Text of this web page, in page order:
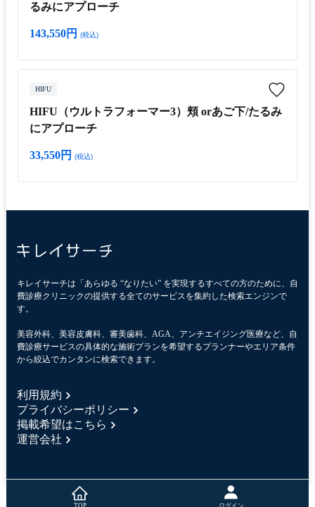
るみにアプローチ
143,550円 (税込)
HIFU
HIFU（ウルトラフォーマー3）頬 orあご下/たるみ
にアプローチ
33,550円 (税込)
キレイサーチは「あらゆる “なりたい” を実現するすべての方のために、自
費診療クリニックの提供する全てのサービスを集約した検索エンジンで
す。
美容外科、美容皮膚科、審美歯科、AGA、アンチエイジング医療など、自
費診療サービスの具体的な施術プランを希望するプランナーやエリア条件
から絞込でカンタンに検索できます。
利用規約
プライバシーポリシー
掲載希望はこちら
運営会社
TOP ログイン